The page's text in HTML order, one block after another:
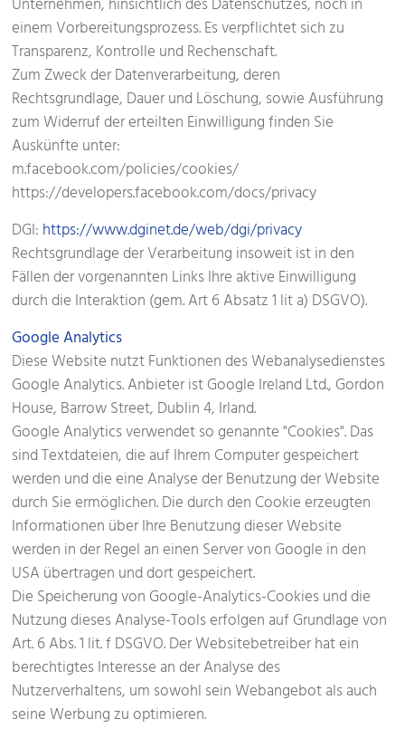
Unternehmen, hinsichtlich des Datenschutzes, noch in
einem Vorbereitungsprozess. Es verpflichtet sich zu
Transparenz, Kontrolle und Rechenschaft.
Zum Zweck der Datenverarbeitung, deren
Rechtsgrundlage, Dauer und Löschung, sowie Ausführung
zum Widerruf der erteilten Einwilligung finden Sie
Auskünfte unter:
m.facebook.com/policies/cookies/
https://developers.facebook.com/docs/privacy
DGI:https://www.dginet.de/web/dgi/privacy
Rechtsgrundlage der Verarbeitung insoweit ist in den
Fällen der vorgenannten Links Ihre aktive Einwilligung
durch die Interaktion (gem. Art 6 Absatz 1 lit a) DSGVO).
Google Analytics
Diese Website nutzt Funktionen des Webanalysedienstes
Google Analytics. Anbieter ist Google Ireland Ltd., Gordon
House, Barrow Street, Dublin 4, Irland.
Google Analytics verwendet so genannte "Cookies". Das
sind Textdateien, die auf Ihrem Computer gespeichert
werden und die eine Analyse der Benutzung der Website
durch Sie ermöglichen. Die durch den Cookie erzeugten
Informationen über Ihre Benutzung dieser Website
werden in der Regel an einen Server von Google in den
USA übertragen und dort gespeichert.
Die Speicherung von Google-Analytics-Cookies und die
Nutzung dieses Analyse-Tools erfolgen auf Grundlage von
Art. 6 Abs. 1 lit. f DSGVO. Der Websitebetreiber hat ein
berechtigtes Interesse an der Analyse des
Nutzerverhaltens, um sowohl sein Webangebot als auch
seine Werbung zu optimieren.